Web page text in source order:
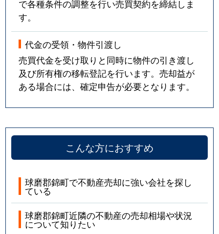
で各種条件の調整を行い売買契約を締結しま
す。
代金の受領・物件引渡し
売買代金を受け取りと同時に物件の引き渡し
及び所有権の移転登記を行います。売却益が
ある場合には、確定申告が必要となります。
こんな方におすすめ
球磨郡錦町で不動産売却に強い会社を探し
ている
球磨郡錦町近隣の不動産の売却相場や状況
について知りたい